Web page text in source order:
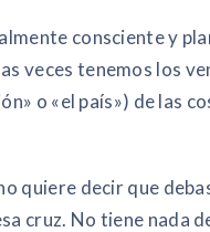
consciente y
veces tenemos los
o «el país») de las
quiere decir que
cruz. No tiene nada